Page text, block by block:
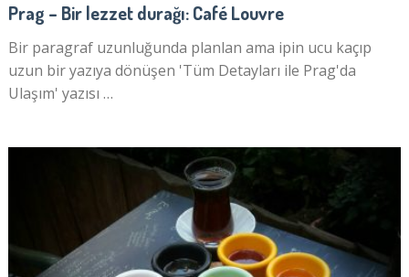
Prag – Bir lezzet durağı: Café Louvre
Bir paragraf uzunluğunda planlan ama ipin ucu kaçıp
uzun bir yazıya dönüşen 'Tüm Detayları ile Prag'da
Ulaşım' yazısı …